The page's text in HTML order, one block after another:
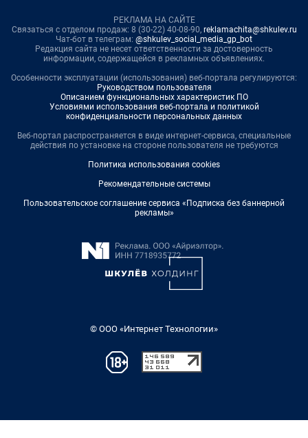
РЕКЛАМА НА САЙТЕ
Связаться с отделом продаж: 8 (30-22) 40-08-90, reklamachita@shkulev.ru
Чат-бот в телеграм: @shkulev_social_media_gp_bot
Редакция сайта не несет ответственности за достоверность
информации, содержащейся в рекламных объявлениях.
Особенности эксплуатации (использования) веб-портала регулируются:
Руководством пользователя
Описанием функциональных характеристик ПО
Условиями использования веб-портала и политикой
конфиденциальности персональных данных
Веб-портал распространяется в виде интернет-сервиса, специальные
действия по установке на стороне пользователя не требуются
Политика использования cookies
Рекомендательные системы
Пользовательское соглашение сервиса «Подписка без баннерной
рекламы»
© ООО «Интернет Технологии»